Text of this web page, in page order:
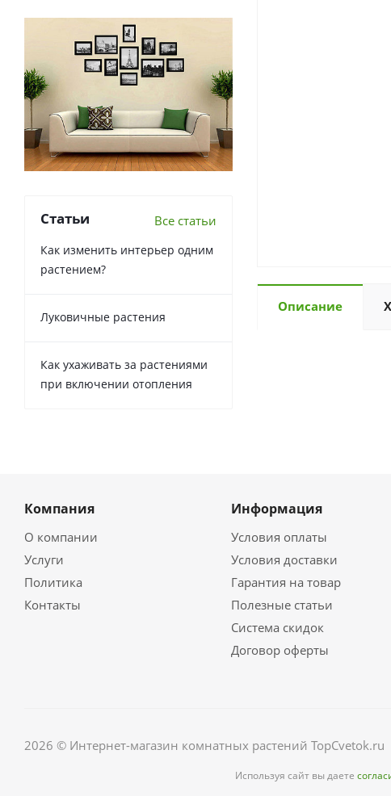
Описание
Статьи Все статьи
Как изменить интерьер одним
растением?
Луковичные растения
Как ухаживать за растениями
при включении отопления
Компания
О компании
Услуги
Политика
Контакты
Информация
Условия оплаты
Условия доставки
Гарантия на товар
Полезные статьи
Система скидок
Договор оферты
2026 © Интернет-магазин комнатных растений TopCvetok.ru
Используя сайт вы даете